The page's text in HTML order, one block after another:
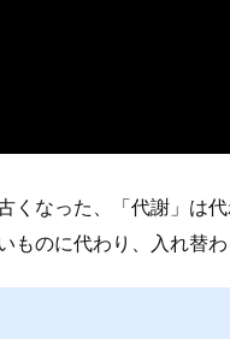
くなった、「代謝」は
のに代わり、入れ替